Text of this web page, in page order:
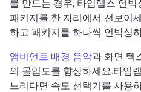
를 만드는 경우, 타임랩스 언
패키지를 한 자리에서 선보이
하고 패키지를 하나씩 언박싱
앰비언트 배경 음악과 화면 텍
의 몰입도를 향상하세요.타임
느리다면 속도 선택기를 사용